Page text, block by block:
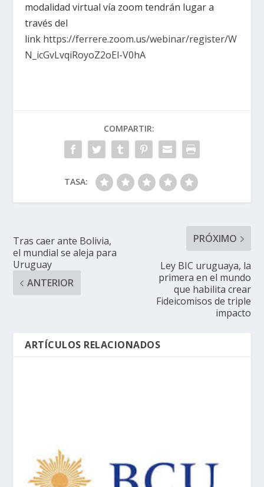
modalidad virtual vía zoom tendrán lugar a
través del
link https://ferrere.zoom.us/webinar/register/W
N_icGvLvqiRoyoZ2oEl-V0hA
COMPARTIR:
TASA:
Tras caer ante Bolivia,
el mundial se aleja para
Uruguay
ANTERIOR
PRÓXIMO
Ley BIC uruguaya, la
primera en el mundo
que habilita crear
Fideicomisos de triple
impacto
ARTÍCULOS RELACIONADOS